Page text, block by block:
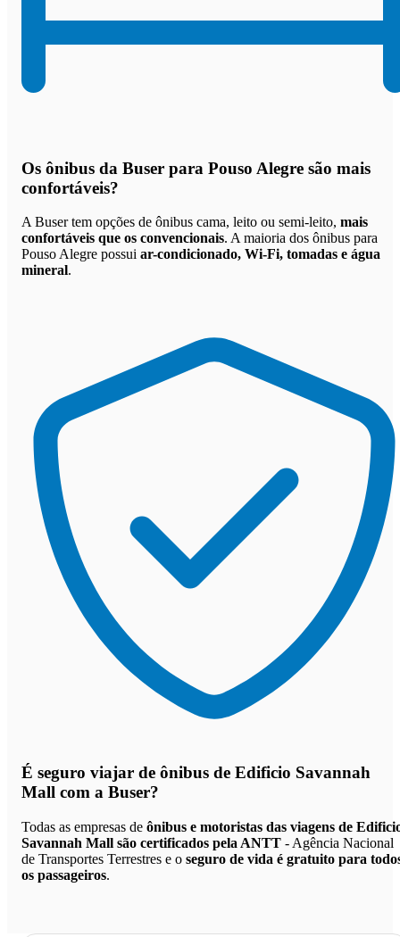
Os ônibus da Buser para Pouso Alegre são mais
confortáveis?
A Buser tem opções de ônibus cama, leito ou semi-leito, mais
confortáveis que os convencionais. A maioria dos ônibus para
Pouso Alegre possui ar-condicionado, Wi-Fi, tomadas e água
mineral.
É seguro viajar de ônibus de Edificio Savannah
Mall com a Buser?
Todas as empresas de ônibus e motoristas das viagens de
Savannah Mall são certificados pela ANTT - Agência Nacional
de Transportes Terrestres e o seguro de vida é gratuito para
os passageiros.